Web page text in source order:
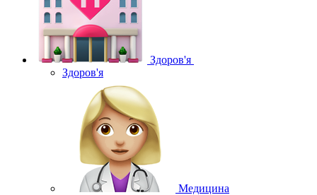
Здоров'я
Здоров'я
Медицина